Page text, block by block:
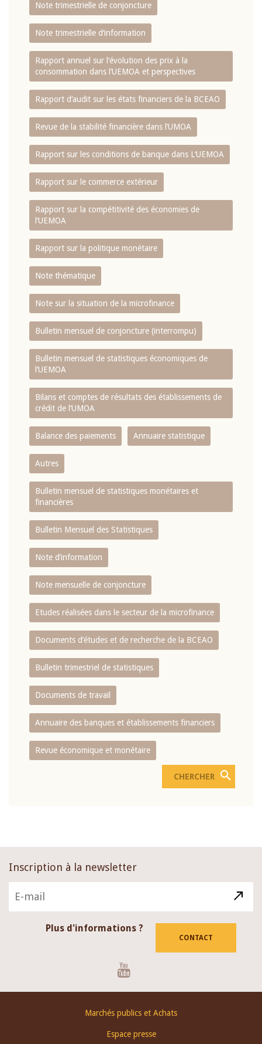
Note trimestrielle de conjoncture
Note trimestrielle d‘information
Rapport annuel sur l‘évolution des prix à la
consommation dans l‘UEMOA et perspectives
Rapport d‘audit sur les états financiers de la BCEAO
Revue de la stabilité financière dans l‘UMOA
Rapport sur les conditions de banque dans L‘UEMOA
Rapport sur le commerce extérieur
Rapport sur la compétitivité des économies de
l‘UEMOA
Rapport sur la politique monétaire
Note thématique
Note sur la situation de la microfinance
Bulletin mensuel de conjoncture (interrompu)
Bulletin mensuel de statistiques économiques de
l‘UEMOA
Bilans et comptes de résultats des établissements de
crédit de l‘UMOA
Balance des paiements Annuaire statistique
Autres
Bulletin mensuel de statistiques monétaires et
financières
Bulletin Mensuel des Statistiques
Note d’information
Note mensuelle de conjoncture
Etudes réalisées dans le secteur de la microfinance
Documents d’études et de recherche de la BCEAO
Bulletin trimestriel de statistiques
Documents de travail
Annuaire des banques et établissements financiers
Revue économique et monétaire
Inscription à la newsletter
Plus d'informations ?
CONTACT
Marchés publics et Achats
Espace presse